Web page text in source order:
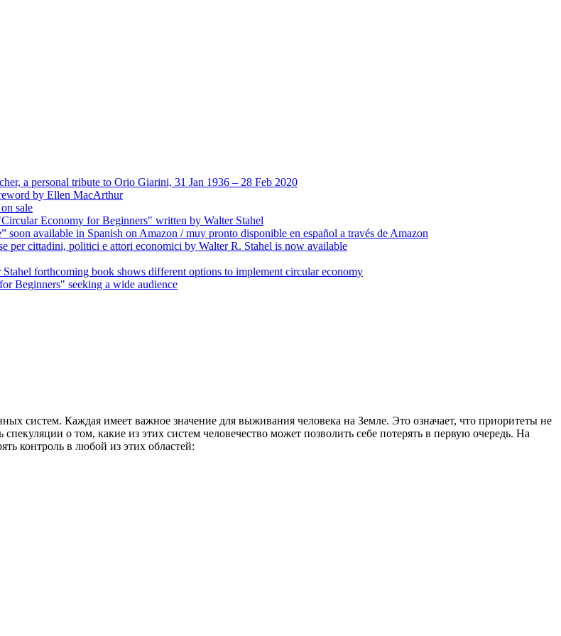
a personal tribute to Orio Giarini, 31 Jan 1936 – 28 Feb 2020
by Ellen MacArthur
sale
Economy for Beginners" written by Walter Stahel
soon available in Spanish on Amazon / muy pronto disponible en español a través de Amazon
per cittadini, politici e attori economici by Walter R. Stahel is now available
Stahel forthcoming book shows different options to implement circular economy
Beginners" seeking a wide audience
систем. Каждая имеет важное значение для выживания человека на Земле. Это означает, что приоритеты не
о том, какие из этих систем человечество может позволить себе потерять в первую очередь. На
контроль в любой из этих областей: